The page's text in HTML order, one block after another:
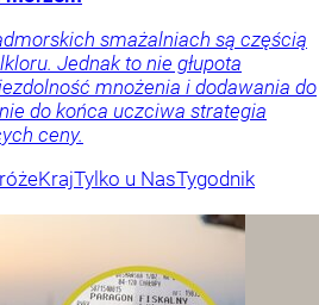
smażalniach są częścią
Jednak to nie głupota
mnożenia i dodawania do
do końca uczciwa strategia
ceny.
KrajTylko u NasTygodnik